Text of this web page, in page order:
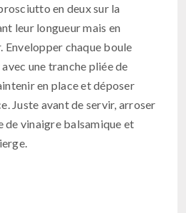
en deux sur la
leur longueur mais en
Envelopper chaque boule
une tranche pliée de
en place et déposer
Juste avant de servir, arroser
de vinaigre balsamique et